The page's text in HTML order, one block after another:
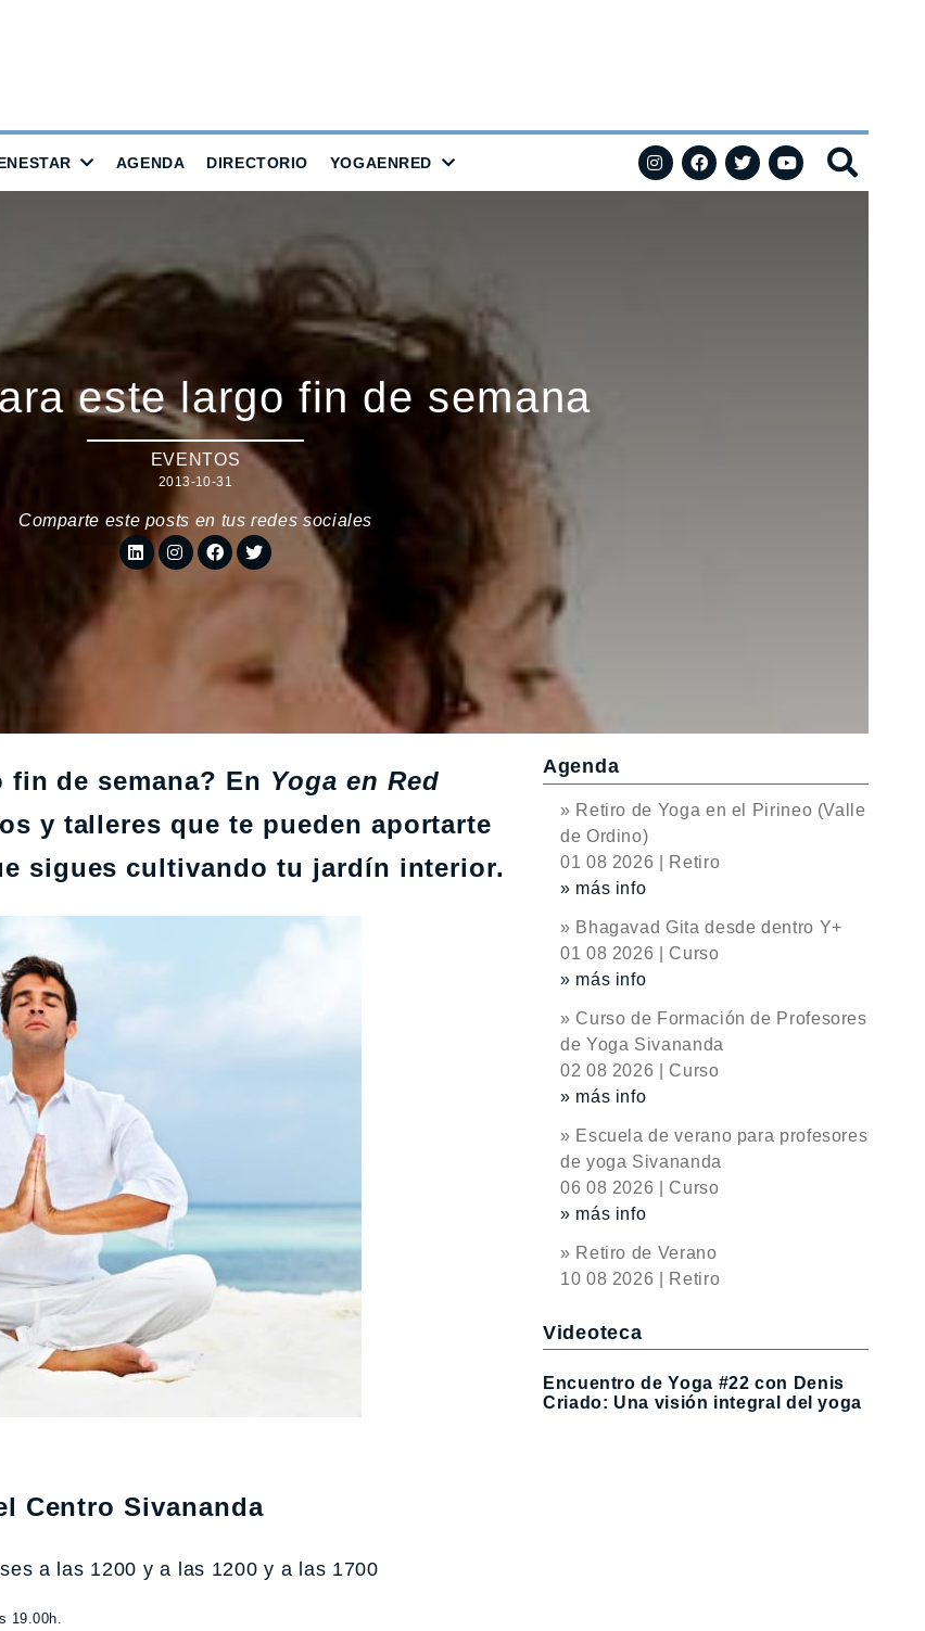
AGENDA DIRECTORIO YOGAENRED
este largo fin de semana
EVENTOS
2013-10-31
Comparte este posts en tus redes sociales
fin de semana? En Yoga en Red
y talleres que te pueden aportarte
sigues cultivando tu jardín interior.
Centro Sivananda
a las 1200 y a las 1200 y a las 1700
19.00h.
Agenda
» Retiro de Yoga en el Pirineo (Valle
de Ordino)
01 08 2026 | Retiro
» más info
» Bhagavad Gita desde dentro Y+
01 08 2026 | Curso
» más info
» Curso de Formación de Profesores
de Yoga Sivananda
02 08 2026 | Curso
» más info
» Escuela de verano para profesores
de yoga Sivananda
06 08 2026 | Curso
» más info
» Retiro de Verano
10 08 2026 | Retiro
Videoteca
Encuentro de Yoga #22 con Denis
Criado: Una visión integral del yoga